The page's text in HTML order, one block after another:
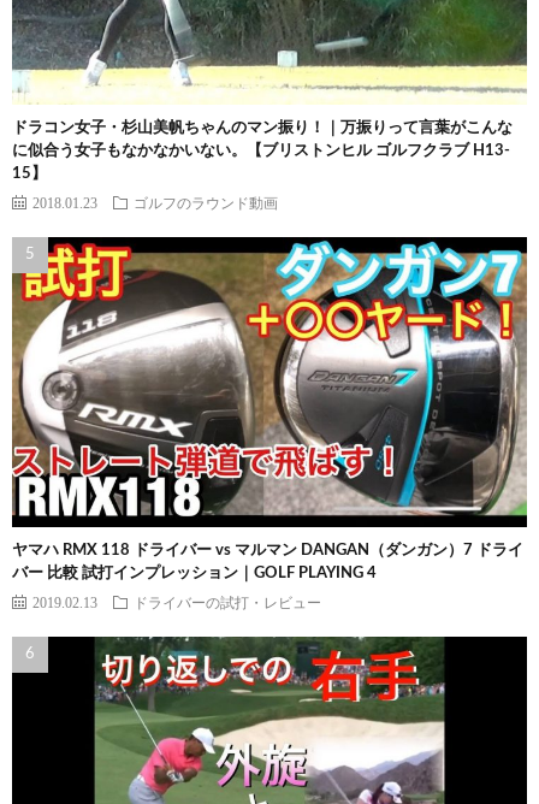
ドラコン女子・杉山美帆ちゃんのマン振り！｜万振りって言葉がこんな
に似合う女子もなかなかいない。【ブリストンヒル ゴルフクラブ H13-
15】
2018.01.23 ゴルフのラウンド動画
ヤマハ RMX 118 ドライバー vs マルマン DANGAN（ダンガン）7 ドライ
バー 比較 試打インプレッション｜GOLF PLAYING 4
2019.02.13 ドライバーの試打・レビュー